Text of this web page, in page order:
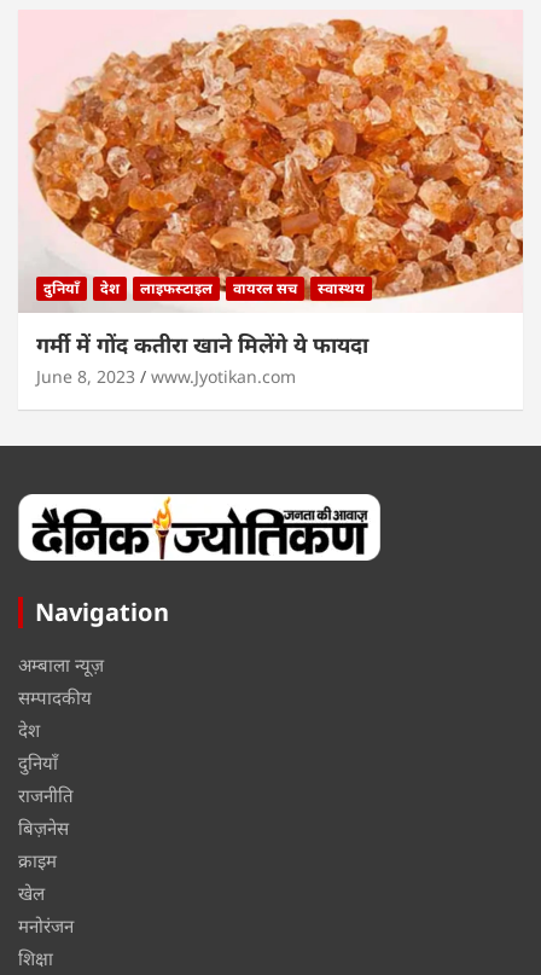
दुनियाँ देश लाइफस्टाइल वायरल सच स्वास्थय
गर्मी में गोंद कतीरा खाने मिलेंगे ये फायदा
June 8, 2023 www.Jyotikan.com
Navigation
अम्बाला न्यूज़
सम्पादकीय
देश
दुनियाँ
राजनीति
बिज़नेस
क्राइम
खेल
मनोरंजन
शिक्षा